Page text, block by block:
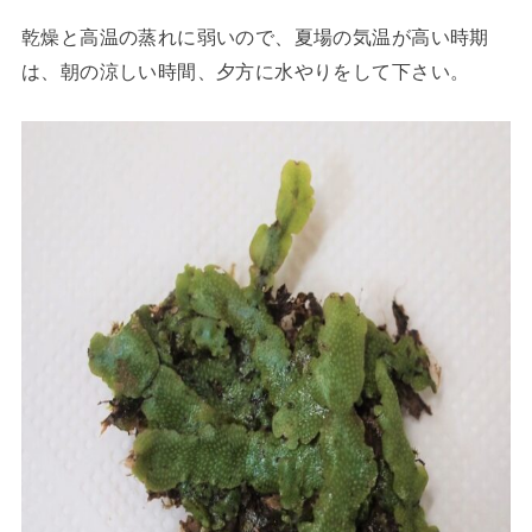
乾燥と高温の蒸れに弱いので、夏場の気温が高い時期
は、朝の涼しい時間、夕方に水やりをして下さい。